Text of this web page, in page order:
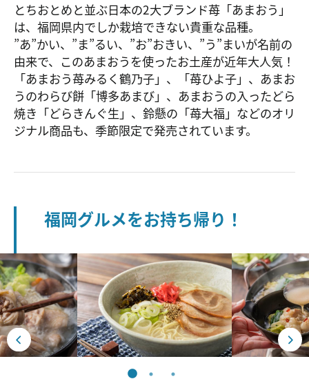
とちおとめと並ぶ日本の2大ブランド苺「あまおう」
は、福岡県内でしか栽培できない貴重な品種。
”あ”かい、”ま”るい、”お”おきい、”う”まいが名前の
由来で、このあまおうを使ったお土産が近年大人気！
「あまおう苺みるく鶴乃子」、「苺ひよ子」、あまお
うのわらび餅「博多あまび」、あまおうの入ったどら
焼き「どらきんぐ生」、鈴懸の「苺大福」などのオリ
ジナル商品も、季節限定で発売されています。
福岡グルメをお持ち帰り！